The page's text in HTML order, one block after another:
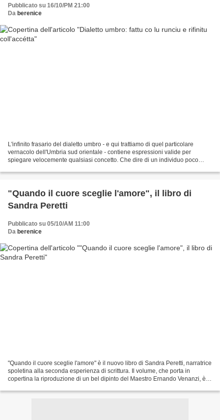
Pubblicato su 16/10/PM 21:00
Da berenice
L'infinito frasario del dialetto umbro - e qui trattiamo di quel particolare
vernacolo dell'Umbria sud orientale - contiene espressioni valide per
spiegare velocemente qualsiasi concetto. Che dire di un individuo poco
"Quando il cuore sceglie l'amore", il libro di
Sandra Peretti
Pubblicato su 05/10/AM 11:00
Da berenice
"Quando il cuore sceglie l'amore" è il nuovo libro di Sandra Peretti, narratrice
spoletina alla seconda esperienza di scrittura. Il volume, che porta in
copertina la riproduzione di un bel dipinto del Maestro Ernando Venanzi, è